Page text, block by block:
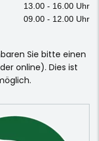
13.00 - 16.00 Uhr
09.00 - 12.00 Uhr
Sie bitte einen
online). Dies ist